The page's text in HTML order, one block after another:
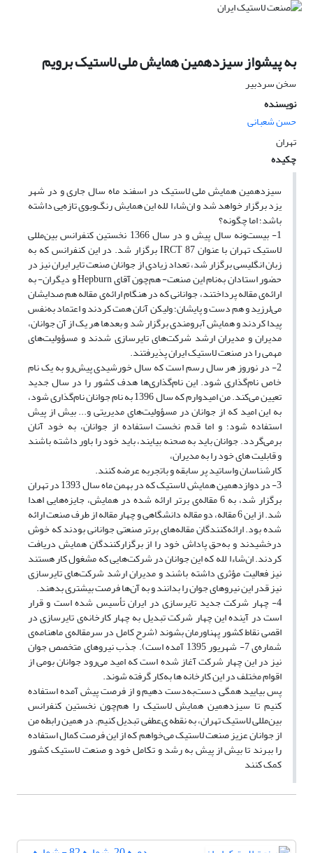
به پیشواز سیزدهمین همایش ملی لاستیک برویم
سخن سردبیر
نویسنده
حسن شعبانی
تهران
چکیده
سیزدهمین همایش ملی لاستیک در اسفند ماه سال جاری و در شهر
یزد برگزار خواهد شد و ان‌شاءا ‌‌ لله این همایش رنگ‌وبوی تازه‌یی داشته
باشد؛ اما چگونه؟
1- بیست‌ونه سال پیش و در سال 1366 نخستین کنفرانس بین‌مللی
لاستیک تهران با عنوان IRCT 87 برگزار شد. در این کنفرانس که به
زبان انگلیسی برگزار شد، تعداد زیادی از جوانان صنعت تایر ایران نیز در
حضور استادان به‌نام این صنعت- هم‌چون آقای Hepburn و دیگران- به
ارائه‌ی مقاله پرداختند، جوانانی که در هنگام ارائه‌ی مقاله هم صدایشان
می‌لرزید و هم دست و پایشان؛ ولیکن آنان همت کردند و اعتماد به‌نفس
پیدا کردند و همایش آبرومندی برگزار شد و بعدها هر یک از آن جوانان،
مدیران و مدیران ارشد شرکت‌های تایرسازی شدند و مسؤولیت‌های
مهمی را در صنعت لاستیک ایران پذیرفتند.
2- در نوروز هر سال رسم است که سال خورشیدی پیش‌رو به یک نام
خاص نام‌گذاری شود. این نام‌گذاری‌ها هدف کشور را در سال جدید
تعیین می‌کند. من امیدوارم که سال 1396 به نام جوانان نام‌گذاری شود،
به این امید که از جوانان در مسؤولیت‌های مدیریتی و... بیش از پیش
استفاده شود؛ و اما قدم نخست استفاده از جوانان، به خود آنان
برمی‌گردد. جوانان باید به صحنه بیایند، باید خود را باور داشته باشند
و قابلیت های خود را به مدیران،
کارشناسان واساتید پر سابقه و باتجربه عرضه کنند.
3- در دوازدهمین همایش لاستیک که در بهمن ماه سال 1393 در تهران
برگزار شد، به 6 مقاله‌ی برتر ارائه شده در همایش، جایزه‌هایی اهدا
شد. از این 6 مقاله، دو مقاله دانشگاهی و چهار مقاله از طرف صنعت ارائه
شده بود. ارائه‌کنندگان مقاله‌های برتر صنعتی جوانانی بودند که خوش
درخشیدند و به‌حق پاداش خود را از برگزارکنندگان همایش دریافت
کردند. ان‌شاءا ‌‌ لله که این جوانان در شرکت‌هایی که مشغول کار هستند
نیز فعالیت مؤثری داشته باشند و مدیران ارشد شرکت‌های تایرسازی
نیز قدر این نیروهای جوان را بدانند و به آن‌ها فرصت بیشتری بدهند.
4- چهار شرکت جدید تایرسازی در ایران تأسیس شده است و قرار
است در آینده این چهار شرکت تبدیل به چهار کارخانه‌ی تایرسازی در
اقصی نقاط کشور پهناورمان بشوند (شرح کامل در سرمقاله‌ی ماهنامه‌ی
شماره‌ی 7- شهریور 1395 آمده است). جذب نیروهای متخصص جوان
نیز در این چهار شرکت آغاز شده است که امید می‌رود جوانان بومی از
اقوام مختلف در این کارخانه‌ ها به‌کار گرفته شوند.
پس بیایید همگی دست‌به‌دست دهیم و از فرصت پیش آمده استفاده
کنیم تا سیزدهمین همایش لاستیک را هم‌چون نخستین کنفرانس
بین‌مللی لاستیک تهران، به نقطه ی‌عطفی تبدیل کنیم. در همین رابطه من
از جوانان عزیز صنعت لاستیک می‌خواهم که از این فرصت کمال استفاده
را ببرند تا بیش از پیش به رشد و تکامل خود و صنعت لاستیک کشور
کمک کنند